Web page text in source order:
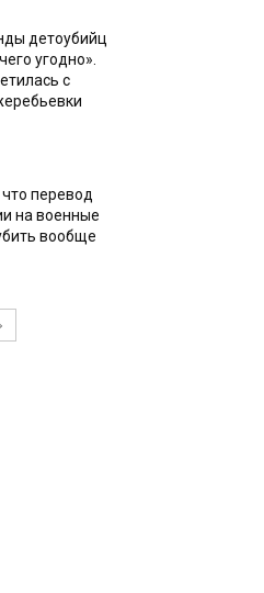
детоубийц
угодно».
с
перевод
на военные
вообще